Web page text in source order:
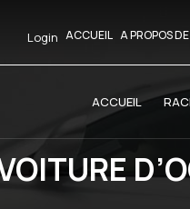
Login ACCUEIL A PROPOS
ACCUEIL